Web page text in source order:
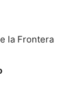
la Frontera